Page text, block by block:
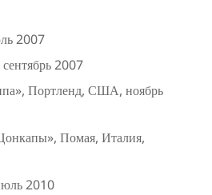
2007
2007
Портленд, США, ноябрь
Помая, Италия,
2010